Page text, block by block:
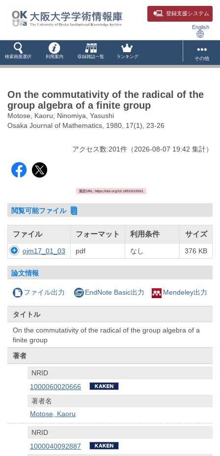
登録支援システム
English
検索画面選択 利用案内 収録雑誌一覧 ランキング その他
On the commutativity of the radical of the
group algebra of a finite group
Motose, Kaoru; Ninomiya, Yasushi
Osaka Journal of Mathematics, 1980, 17(1), 23-26
アクセス数:201件 （2026-08-07 19:42 集計）
固定URL: https://doi.org/10.18910/10551
閲覧可能ファイル
ファイル フォーマット 利用条件 サイズ
ojm17_01_03 pdf なし 376 KB
論文情報
ファイル出力 EndNote Basic出力 Mendeley出力
タイトル
On the commutativity of the radical of the group algebra of a
finite group
著者
NRID
1000060020666
著者名
Motose, Kaoru
NRID
1000040092887